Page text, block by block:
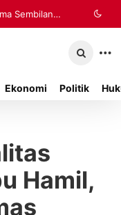
Sembilan
Sentosa
Ekonomi Politik
Hamil,